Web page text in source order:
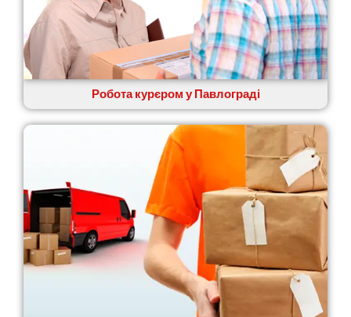
Рені
Решетилівка
Ромни
Рівне
Самбір
Щасливе
Шпола
Синельникове
Славута
Славутич
Слобожанське
Сміла
Софіївська Борщагівка
Робота курєром у Павлограді